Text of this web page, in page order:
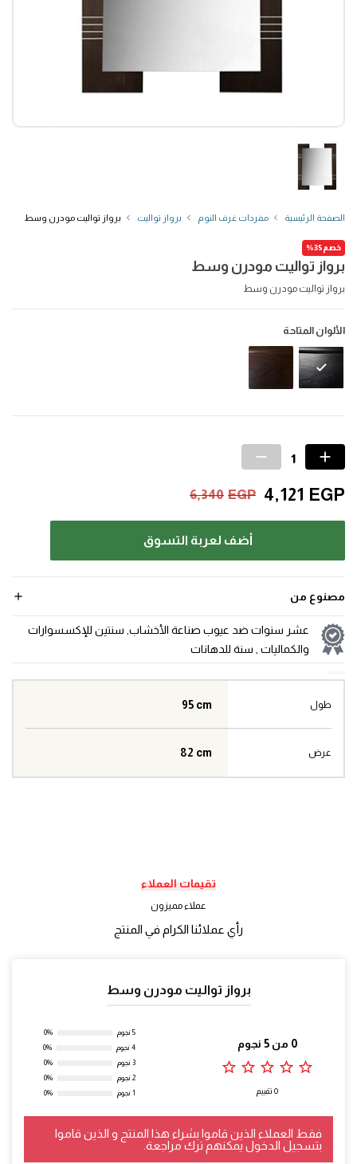
الصفحة الرئيسية مفردات غرف النوم برواز تواليت برواز تواليت مودرن وسط
برواز تواليت مودرن وسط
خصم35%
برواز تواليت مودرن وسط
الألوان المتاحة
6,340 EGP 4,121 EGP
أضف لعربة التسوق
مصنوع من
عشر سنوات ضد عيوب صناعة الأخشاب, سنتين للإكسسوارات
والكماليات , سنة للدهانات
طول 95 cm
عرض 82 cm
تقيمات العملاء
عملاء مميزون
رأي عملائنا الكرام في المنتج
برواز تواليت مودرن وسط
0 من 5 نجوم
star_outline
star_outline
star_outline
star_outline
star_outline
0 تقييم
5 نجوم
0%
4 نجوم
0%
3 نجوم
0%
2 نجوم
0%
1 نجوم
0%
فقط العملاء الذين قاموا بشراء هذا المنتج و الذين قاموا
بتسجيل الدخول يمكنهم ترك مراجعة.